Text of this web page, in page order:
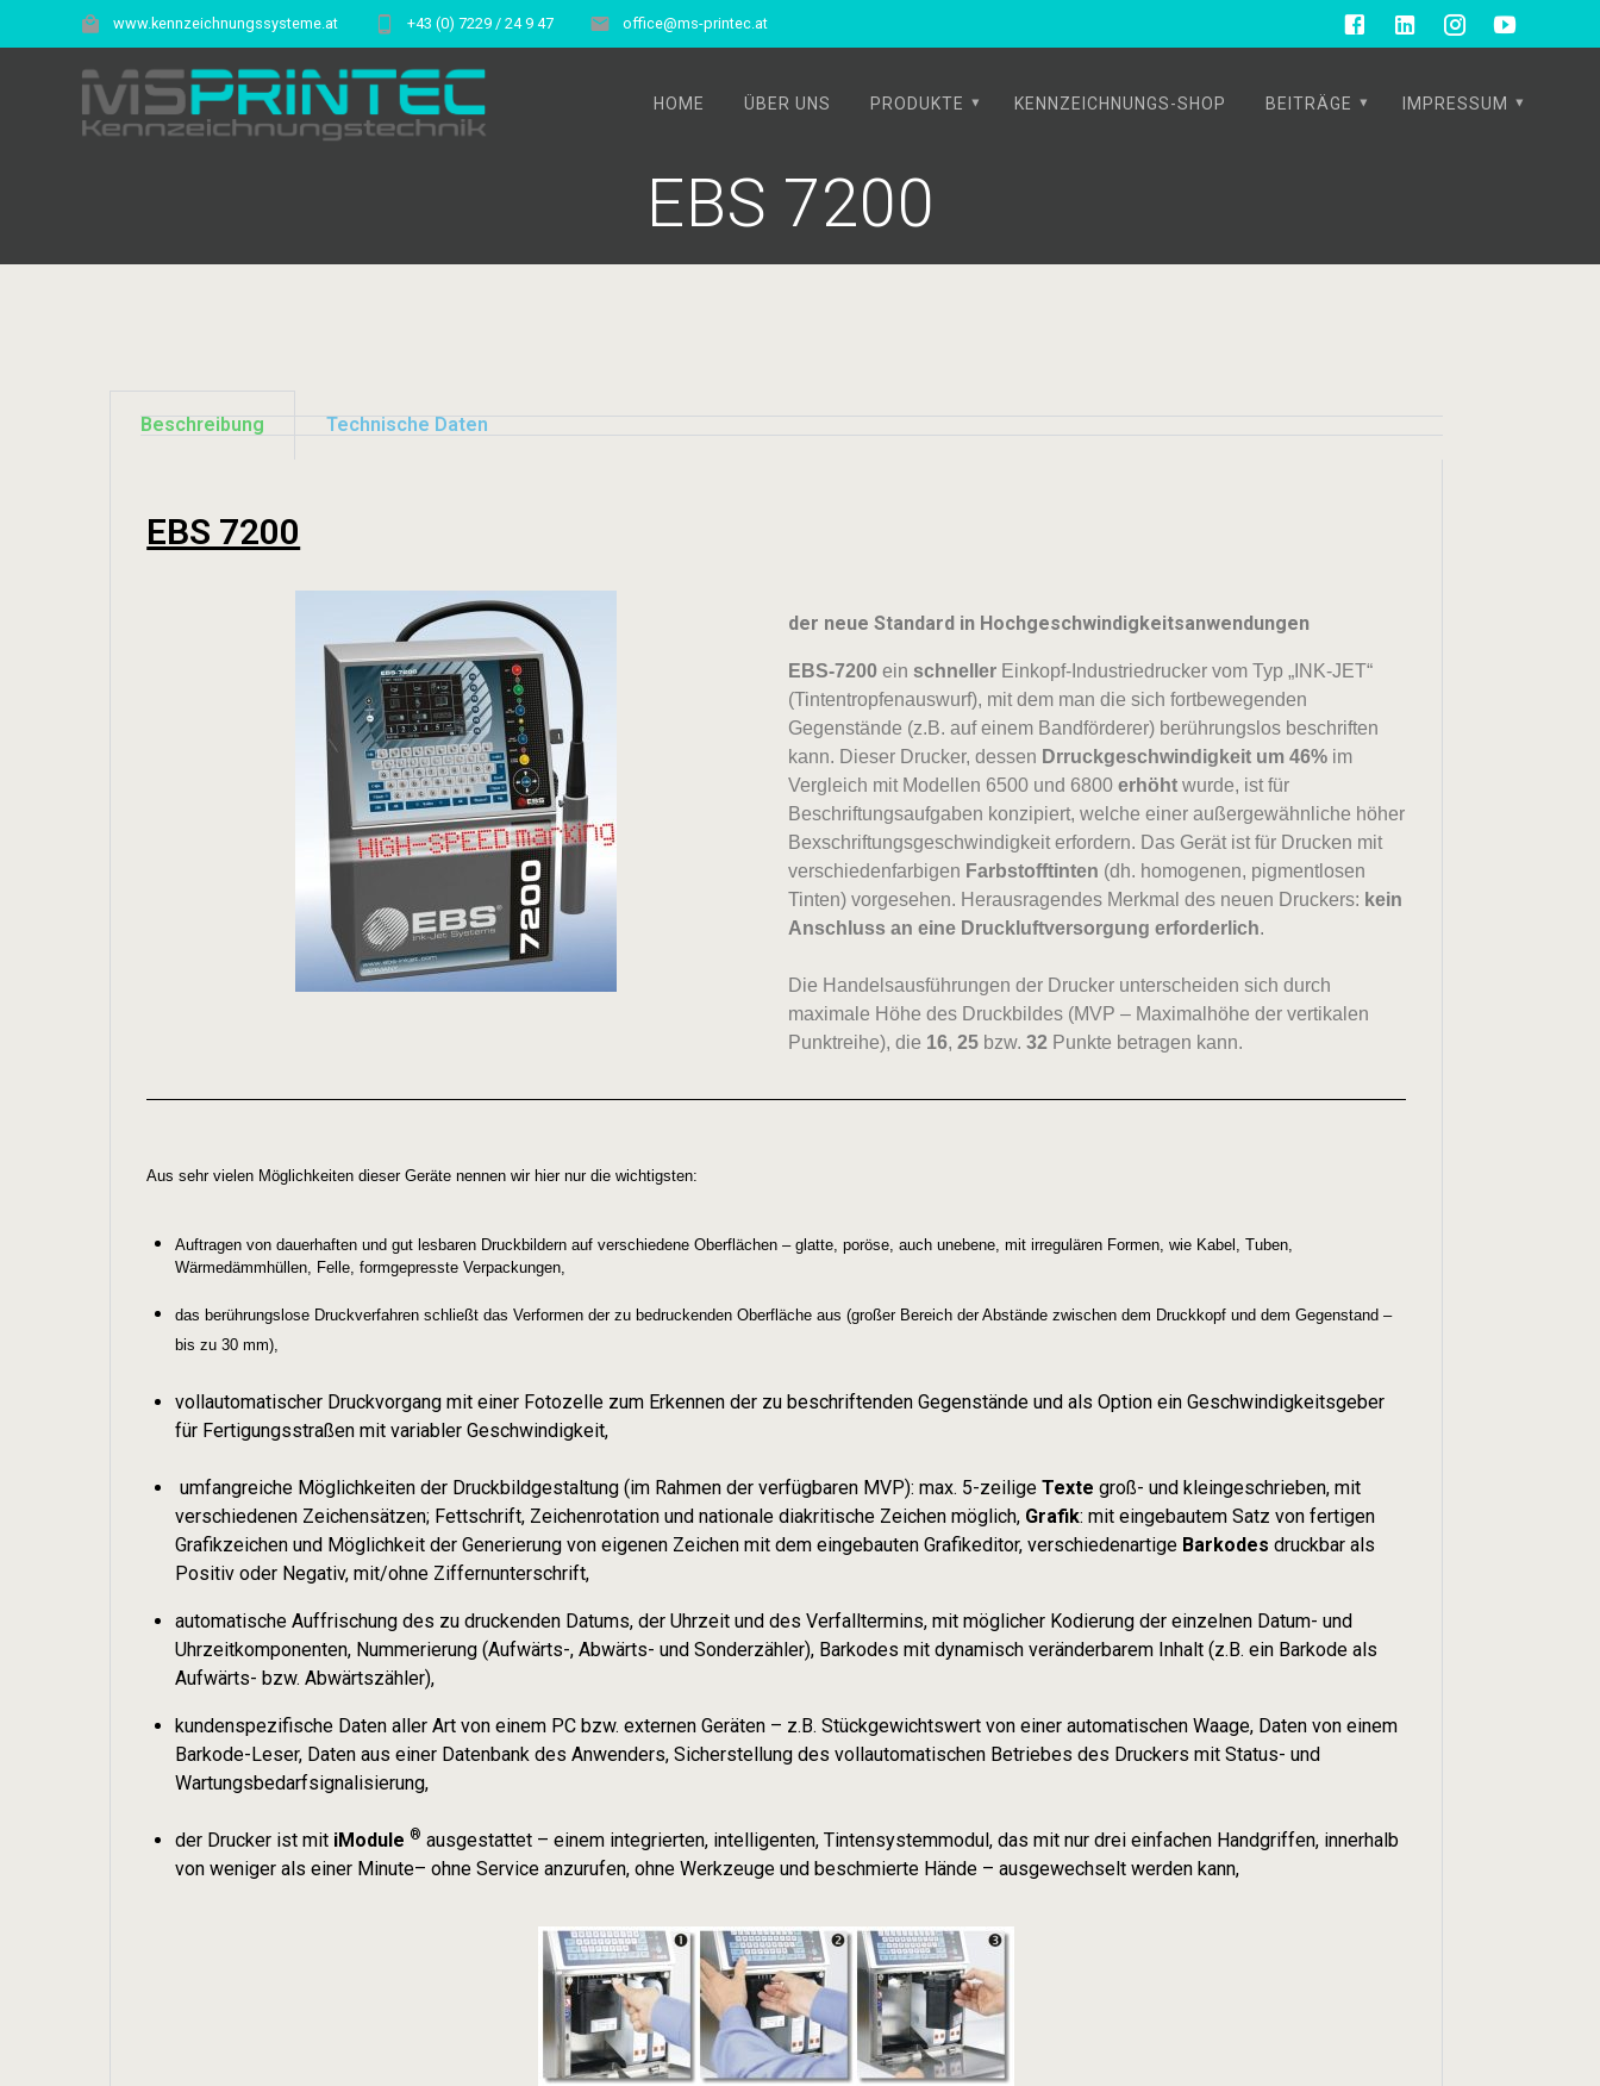
www.kennzeichnungssysteme.at +43 (0) 7229 / 24 9 47 office@ms-printec.at
HOME ÜBER UNS PRODUKTE KENNZEICHNUNGS-SHOP BEITRÄGE IMPRESSUM
EBS 7200
Beschreibung Technische Daten
EBS 7200
der neue Standard in Hochgeschwindigkeitsanwendungen
EBS-7200 einschneller Einkopf-Industriedrucker vom Typ „INK-JET“
(Tintentropfenauswurf), mit dem man die sich fortbewegenden
Gegenstände (z.B. auf einem Bandförderer) berührungslos beschriften
kann. Dieser Drucker, dessen Drruckgeschwindigkeit um 46% im
Vergleich mit Modellen 6500 und 6800erhöht wurde, ist für
Beschriftungsaufgaben konzipiert, welche einer außergewähnliche höher
Bexschriftungsgeschwindigkeit erfordern. Das Gerät ist für Drucken mit
verschiedenfarbigen Farbstofftinten (dh. homogenen, pigmentlosen
Tinten) vorgesehen. Herausragendes Merkmal des neuen Druckers: kein
Anschluss an eine Druckluftversorgung erforderlich.
Die Handelsausführungen der Drucker unterscheiden sich durch
maximale Höhe des Druckbildes (MVP – Maximalhöhe der vertikalen
Punktreihe), die 16,25 bzw.32 Punkte betragen kann.
Aus sehr vielen Möglichkeiten dieser Geräte nennen wir hier nur die wichtigsten:
Auftragen von dauerhaften und gut lesbaren Druckbildern auf verschiedene Oberflächen – glatte, poröse, auch unebene, mit irregulären Formen, wie Kabel, Tuben,
Wärmedämmhüllen, Felle, formgepresste Verpackungen,
das berührungslose Druckverfahren schließt das Verformen der zu bedruckenden Oberfläche aus (großer Bereich der Abstände zwischen dem Druckkopf und dem Gegenstand –
bis zu 30 mm),
vollautomatischer Druckvorgang mit einer Fotozelle zum Erkennen der zu beschriftenden Gegenstände und als Option ein Geschwindigkeitsgeber
für Fertigungsstraßen mit variabler Geschwindigkeit,
umfangreiche Möglichkeiten der Druckbildgestaltung (im Rahmen der verfügbaren MVP): max. 5-zeiligeTexte groß- und kleingeschrieben, mit
verschiedenen Zeichensätzen; Fettschrift, Zeichenrotation und nationale diakritische Zeichen möglich, Grafik: mit eingebautem Satz von fertigen
Grafikzeichen und Möglichkeit der Generierung von eigenen Zeichen mit dem eingebauten Grafikeditor, verschiedenartige Barkodes druckbar als
Positiv oder Negativ, mit/ohne Ziffernunterschrift,
automatische Auffrischung des zu druckenden Datums, der Uhrzeit und des Verfalltermins, mit möglicher Kodierung der einzelnen Datum- und
Uhrzeitkomponenten, Nummerierung (Aufwärts-, Abwärts- und Sonderzähler), Barkodes mit dynamisch veränderbarem Inhalt (z.B. ein Barkode als
Aufwärts- bzw. Abwärtszähler),
kundenspezifische Daten aller Art von einem PC bzw. externen Geräten – z.B. Stückgewichtswert von einer automatischen Waage, Daten von einem
Barkode-Leser, Daten aus einer Datenbank des Anwenders, Sicherstellung des vollautomatischen Betriebes des Druckers mit Status- und
Wartungsbedarfsignalisierung,
der Drucker ist mit iModule ® ausgestattet – einem integrierten, intelligenten, Tintensystemmodul, das mit nur drei einfachen Handgriffen, innerhalb
von weniger als einer Minute– ohne Service anzurufen, ohne Werkzeuge und beschmierte Hände – ausgewechselt werden kann,